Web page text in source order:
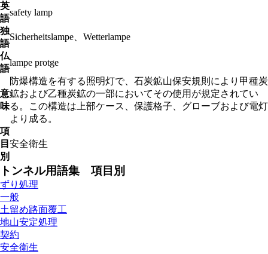
英
語
safety lamp
独
語
Sicherheitslampe、Wetterlampe
仏
語
lampe protge
意
味
防爆構造を有する照明灯で、石炭鉱山保安規則により甲種炭
鉱および乙種炭鉱の一部においてその使用が規定されてい
る。この構造は上部ケース、保護格子、グローブおよび電灯
より成る。
項
目
別
安全衛生
トンネル用語集 項目別
ずり処理
一般
土留め路面覆工
地山安定処理
契約
安全衛生